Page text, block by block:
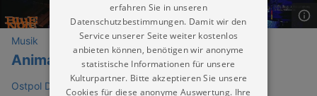
Musik
Anima
Ostpol Dresden
erfahren Sie in unseren
Datenschutzbestimmungen. Damit wir den
Service unserer Seite weiter kostenlos
anbieten können, benötigen wir anonyme
statistische Informationen für unsere
Kulturpartner. Bitte akzeptieren Sie unsere
Cookies für diese anonyme Auswertung. Ihre